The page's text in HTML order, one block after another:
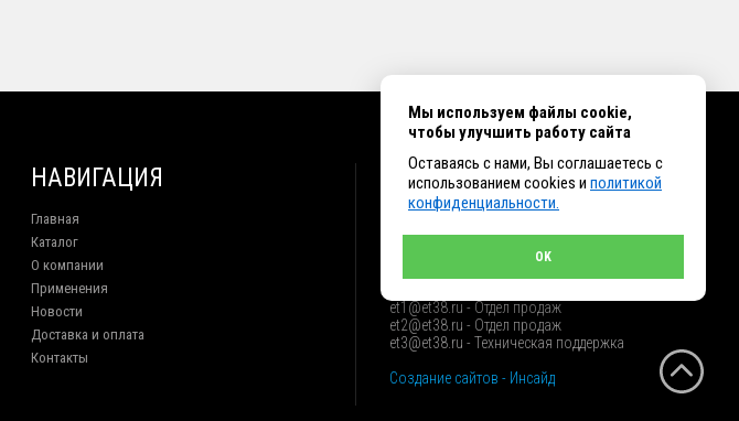
НАВИГАЦИЯ
Главная
Каталог
О компании
Применения
Новости
Доставка и оплата
Контакты
КОНТАКТЫ
+7 (914) 010-76-83, 8 (3952) 93-27-93 - Отдел
et1@et38.ru - Отдел продаж
et2@et38.ru - Отдел продаж
et3@et38.ru - Техническая поддержка
Создание сайтов - Инсайд
Мы используем файлы cookie,
чтобы улучшить работу сайта
Оставаясь с нами, Вы соглашаетесь с
использованием cookies и политикой
конфиденциальности.
OK